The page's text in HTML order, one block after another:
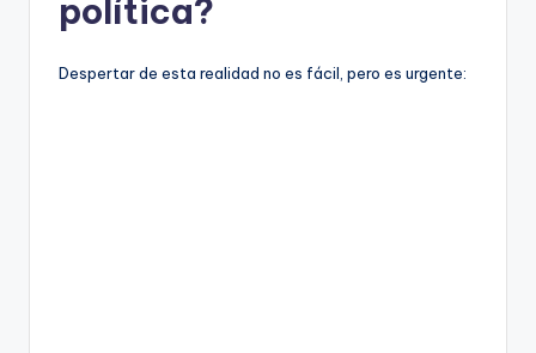
política?
Despertar de esta realidad no es fácil, pero es urgente: